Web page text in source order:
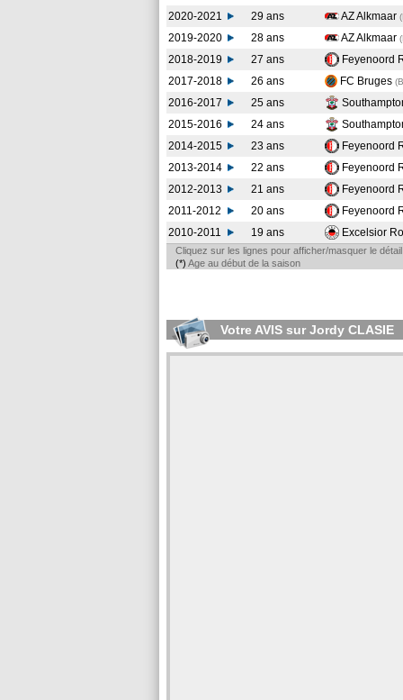
2020-2021
29 ans AZ Alkmaar
2019-2020
28 ans AZ Alkmaar
2018-2019
27 ans Feyenoord
2017-2018
26 ans FC Bruges
2016-2017
25 ans
2015-2016
24 ans
2014-2015
23 ans Feyenoord
2013-2014
22 ans Feyenoord
2012-2013
21 ans Feyenoord
2011-2012
20 ans Feyenoord
2010-2011
19 ans Excelsior
Cliquez sur les lignes pour afficher/masquer le
(*) Age au début de la saison
Votre AVIS sur Jordy CLASIE